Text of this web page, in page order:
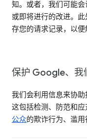
知。或者，我们可能
或即将进行的改进。
存您的请求记录，以便
保护 Google、我
我们会利用信息来协
这包括检测、防范和
公众的欺诈行为、滥用